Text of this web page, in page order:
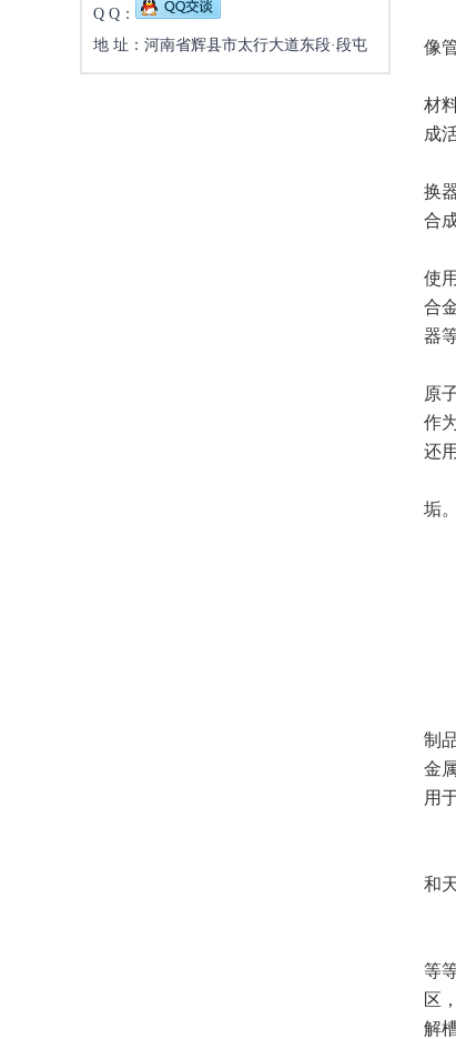
Q Q：
地 址：河南省辉县市太行大道东段·段屯
像
材
成
换
合
使
合
器
原
作
还
垢
如
由
1.
石
制
金
用
石
和
3.
石
等
区
解